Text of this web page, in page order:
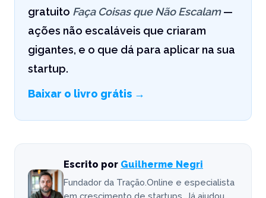
gratuito Faça Coisas que Não Escalam—
ações não escaláveis que criaram
gigantes, e o que dá para aplicar na sua
startup.
Baixar o livro grátis →
Escrito por Guilherme Negri
Fundador da Tração.Online e especialista